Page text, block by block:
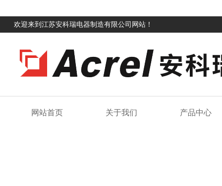
欢迎来到江苏安科瑞电器制造有限公司网站！
网站首页 关于我们 产品中心